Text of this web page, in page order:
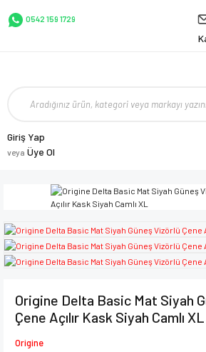
0542 159 1729
Giriş Yap
veya Üye Ol
Origine Delta Basic Mat Siyah
Çene Açılır Kask Siyah Camlı XL
Origine